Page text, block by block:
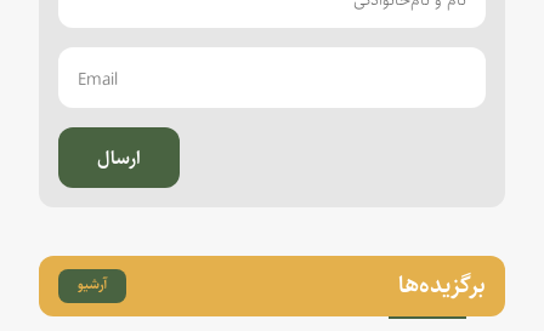
ارسال
برگزیده‌ها آرشیو